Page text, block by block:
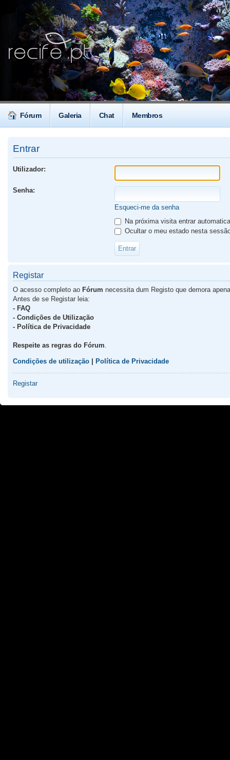
Fórum Galeria Chat Membros
Entrar
Utilizador:
Senha:
Esqueci-me da senha
Na próxima visita entrar
Ocultar o meu estado nesta
Registar
O acesso completo ao Fórum necessita dum Registo que demora
Antes de se Registar leia:
- FAQ
- Condições de Utilização
- Política de Privacidade
Respeite as regras do Fórum
Condições de utilização Política de Privacidade
Registar